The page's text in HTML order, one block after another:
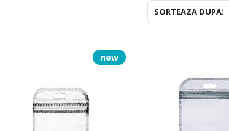
SORTEAZA DUPA:
new